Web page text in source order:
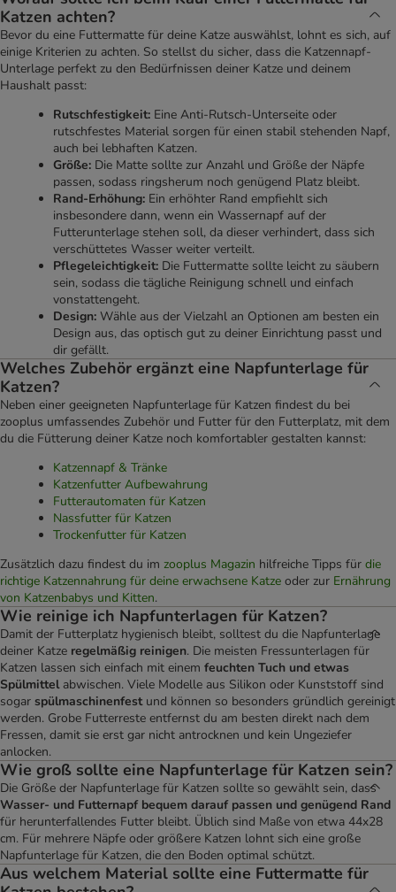
Katzen achten?
Bevor du eine Futtermatte für deine Katze auswählst, lohnt es sich, auf
einige Kriterien zu achten. So stellst du sicher, dass die Katzennapf-
Unterlage perfekt zu den Bedürfnissen deiner Katze und deinem
Haushalt passt:
Rutschfestigkeit: Eine Anti-Rutsch-Unterseite oder
rutschfestes Material sorgen für einen stabil stehenden Napf,
auch bei lebhaften Katzen.
Größe: Die Matte sollte zur Anzahl und Größe der Näpfe
passen, sodass ringsherum noch genügend Platz bleibt.
Rand-Erhöhung: Ein erhöhter Rand empfiehlt sich
insbesondere dann, wenn ein Wassernapf auf der
Futterunterlage stehen soll, da dieser verhindert, dass sich
verschüttetes Wasser weiter verteilt.
Pflegeleichtigkeit: Die Futtermatte sollte leicht zu säubern
sein, sodass die tägliche Reinigung schnell und einfach
vonstattengeht.
Design: Wähle aus der Vielzahl an Optionen am besten ein
Design aus, das optisch gut zu deiner Einrichtung passt und
dir gefällt.
Welches Zubehör ergänzt eine Napfunterlage für
Katzen?
Neben einer geeigneten Napfunterlage für Katzen findest du bei
zooplus umfassendes Zubehör und Futter für den Futterplatz, mit dem
du die Fütterung deiner Katze noch komfortabler gestalten kannst:
Katzennapf & Tränke
Katzenfutter Aufbewahrung
Futterautomaten für Katzen
Nassfutter für Katzen
Trockenfutter für Katzen
Zusätzlich dazu findest du im zooplus Magazin hilfreiche Tipps für die
richtige Katzennahrung für deine erwachsene Katze oder zur Ernährung
von Katzenbabys und Kitten.
Wie reinige ich Napfunterlagen für Katzen?
Damit der Futterplatz hygienisch bleibt, solltest du die Napfunterlage
deiner Katze regelmäßig reinigen. Die meisten Fressunterlagen für
Katzen lassen sich einfach mit einem feuchten Tuch und etwas
Spülmittelabwischen. Viele Modelle aus Silikon oder Kunststoff sind
sogar spülmaschinenfestund können so besonders gründlich gereinigt
werden. Grobe Futterreste entfernst du am besten direkt nach dem
Fressen, damit sie erst gar nicht antrocknen und kein Ungeziefer
anlocken.
Wie groß sollte eine Napfunterlage für Katzen sein?
Die Größe der Napfunterlage für Katzen sollte so gewählt sein, dass
Wasser- und Futternapf bequem darauf passen und genügend Rand
für herunterfallendes Futter bleibt. Üblich sind Maße von etwa 44x28
cm. Für mehrere Näpfe oder größere Katzen lohnt sich eine große
Napfunterlage für Katzen, die den Boden optimal schützt.
Aus welchem Material sollte eine Futtermatte für